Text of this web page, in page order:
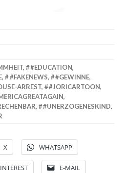
, #EDUCATION,
, #FAKENEWS, #GEWINNE,
ARREST, #JORICARTOON,
,
, #UNERZOGENESKIND,
X WHATSAPP
E-MAIL